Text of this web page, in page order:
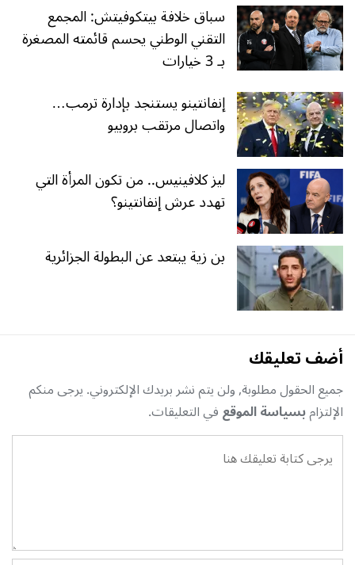
سباق خلافة بيتكوفيتش: المجمع
التقني الوطني يحسم قائمته المصغرة
بـ 3 خيارات
إنفانتينو يستنجد بإدارة ترمب…
واتصال مرتقب بروبيو
ليز كلافينيس.. من تكون المرأة التي
تهدد عرش إنفانتينو؟
بن زية يبتعد عن البطولة الجزائرية
أضف تعليقك
جميع الحقول مطلوبة, ولن يتم نشر بريدك الإلكتروني. يرجى منكم
الإلتزامبسياسة الموقعفي التعليقات.